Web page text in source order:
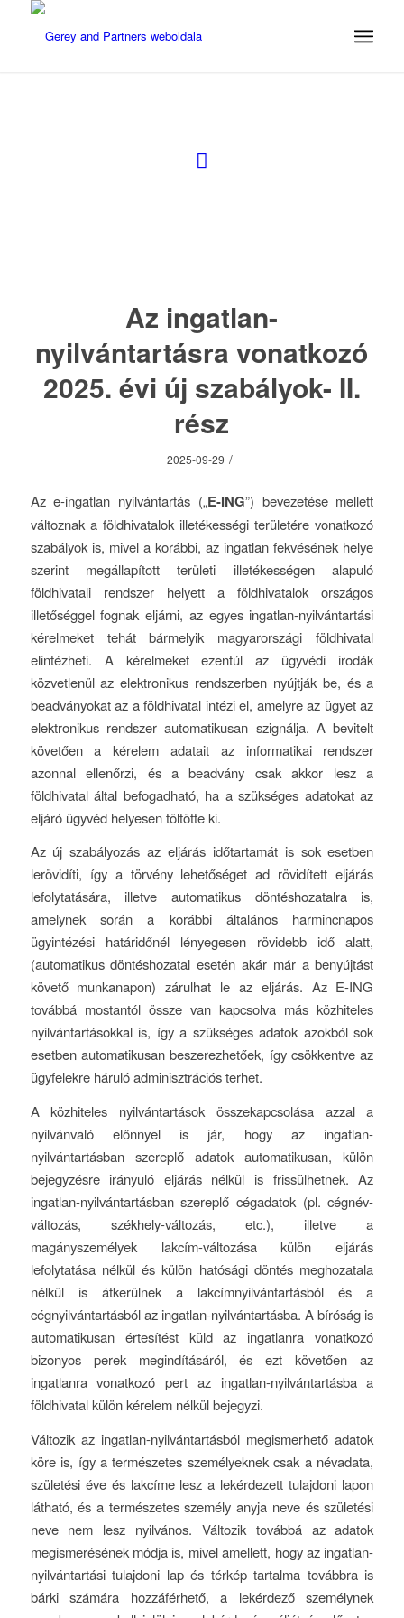
Az ingatlan-
nyilvántartásra vonatkozó
2025. évi új szabályok- II.
rész
2025-09-29 /
Az e-ingatlan nyilvántartás („E-ING”) bevezetése mellett
változnak a földhivatalok illetékességi területére vonatkozó
szabályok is, mivel a korábbi, az ingatlan fekvésének helye
szerint megállapított területi illetékességen alapuló
földhivatali rendszer helyett a földhivatalok országos
illetőséggel fognak eljárni, az egyes ingatlan-nyilvántartási
kérelmeket tehát bármelyik magyarországi földhivatal
elintézheti. A kérelmeket ezentúl az ügyvédi irodák
közvetlenül az elektronikus rendszerben nyújtják be, és a
beadványokat az a földhivatal intézi el, amelyre az ügyet az
elektronikus rendszer automatikusan szignálja. A bevitelt
követően a kérelem adatait az informatikai rendszer
azonnal ellenőrzi, és a beadvány csak akkor lesz a
földhivatal által befogadható, ha a szükséges adatokat az
eljáró ügyvéd helyesen töltötte ki.
Az új szabályozás az eljárás időtartamát is sok esetben
lerövidíti, így a törvény lehetőséget ad rövidített eljárás
lefolytatására, illetve automatikus döntéshozatalra is,
amelynek során a korábbi általános harmincnapos
ügyintézési határidőnél lényegesen rövidebb idő alatt,
(automatikus döntéshozatal esetén akár már a benyújtást
követő munkanapon) zárulhat le az eljárás. Az E-ING
továbbá mostantól össze van kapcsolva más közhiteles
nyilvántartásokkal is, így a szükséges adatok azokból sok
esetben automatikusan beszerezhetőek, így csökkentve az
ügyfelekre háruló adminisztrációs terhet.
A közhiteles nyilvántartások összekapcsolása azzal a
nyilvánvaló előnnyel is jár, hogy az ingatlan-
nyilvántartásban szereplő adatok automatikusan, külön
bejegyzésre irányuló eljárás nélkül is frissülhetnek. Az
ingatlan-nyilvántartásban szereplő cégadatok (pl. cégnév-
változás, székhely-változás, etc.), illetve a
magányszemélyek lakcím-változása külön eljárás
lefolytatása nélkül és külön hatósági döntés meghozatala
nélkül is átkerülnek a lakcímnyilvántartásból és a
cégnyilvántartásból az ingatlan-nyilvántartásba. A bíróság is
automatikusan értesítést küld az ingatlanra vonatkozó
bizonyos perek megindításáról, és ezt követően az
ingatlanra vonatkozó pert az ingatlan-nyilvántartásba a
földhivatal külön kérelem nélkül bejegyzi.
Változik az ingatlan-nyilvántartásból megismerhető adatok
köre is, így a természetes személyeknek csak a névadata,
születési éve és lakcíme lesz a lekérdezett tulajdoni lapon
látható, és a természetes személy anyja neve és születési
neve nem lesz nyilvános. Változik továbbá az adatok
megismerésének módja is, mivel amellett, hogy az ingatlan-
nyilvántartási tulajdoni lap és térkép tartalma továbbra is
bárki számára hozzáférhető, a lekérdező személynek